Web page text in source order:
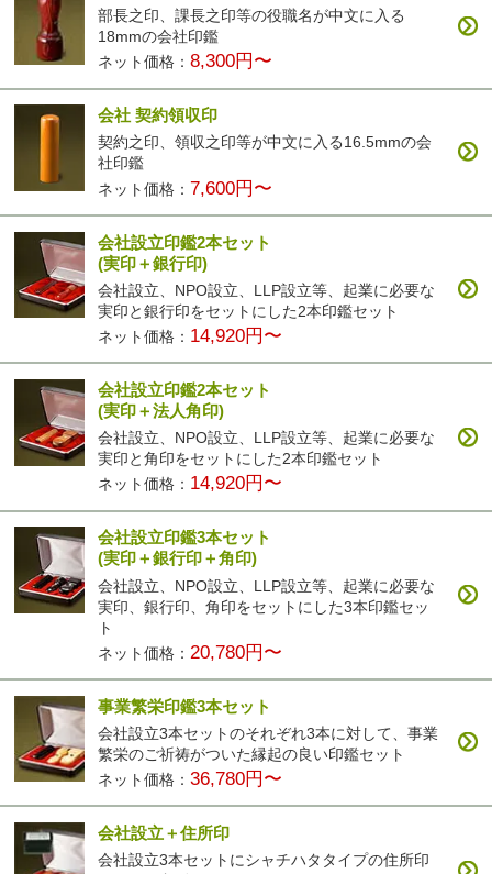
部長之印、課長之印等の役職名が中文に入る
18mmの会社印鑑
ネット価格：8,300円〜
会社 契約領収印
契約之印、領収之印等が中文に入る16.5mmの会
社印鑑
ネット価格： 7,600円〜
会社設立印鑑2本セット
(実印＋銀行印)
会社設立、NPO設立、LLP設立等、起業に必要な
実印と銀行印をセットにした2本印鑑セット
ネット価格： 14,920円〜
会社設立印鑑2本セット
(実印＋法人角印)
会社設立、NPO設立、LLP設立等、起業に必要な
実印と角印をセットにした2本印鑑セット
ネット価格： 14,920円〜
会社設立印鑑3本セット
(実印＋銀行印＋角印)
会社設立、NPO設立、LLP設立等、起業に必要な
実印、銀行印、角印をセットにした3本印鑑セッ
ト
ネット価格： 20,780円〜
事業繁栄印鑑3本セット
会社設立3本セットのそれぞれ3本に対して、事業
繁栄のご祈祷がついた縁起の良い印鑑セット
ネット価格：36,780円〜
会社設立＋住所印
会社設立3本セットにシャチハタタイプの住所印